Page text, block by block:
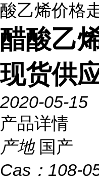
酸乙烯价格
醋酸乙
现货供
2020-05-15
产品详情
产地 国产
Cas： 108-